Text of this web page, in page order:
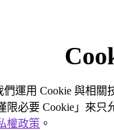
運用 Cookie 與相
限必要 Cookie」來
權政策 。
WPS 和 BYOM
場和遠端參與者
讓更多的參與者
想法，有助提高